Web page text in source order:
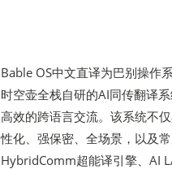
Bable OS中文直译为巴别操作
时空壶全栈自研的AI同传翻译
高效的跨语言交流。该系统不
性化、强保密、全场景，以及
HybridComm超能译引擎、AI